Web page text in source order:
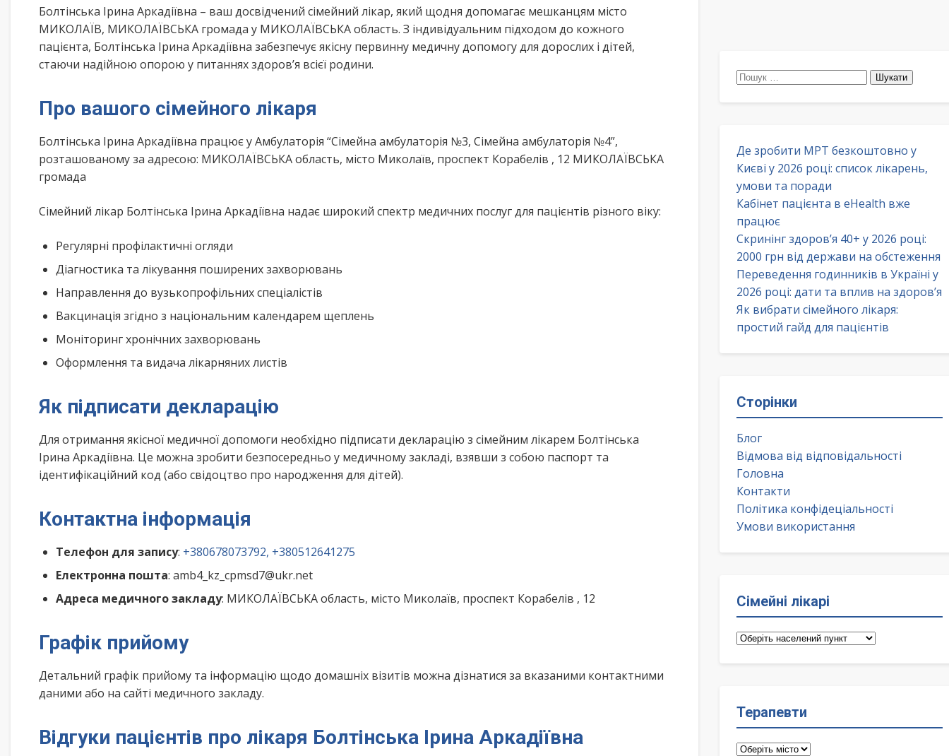
Болтінська Ірина Аркадіївна – ваш досвідчений сімейний лікар, який щодня допомагає мешканцям місто
МИКОЛАЇВ, МИКОЛАЇВСЬКА громада у МИКОЛАЇВСЬКА область. З індивідуальним підходом до кожного
пацієнта, Болтінська Ірина Аркадіївна забезпечує якісну первинну медичну допомогу для дорослих і дітей,
стаючи надійною опорою у питаннях здоров’я всієї родини.
Про вашого сімейного лікаря
Болтінська Ірина Аркадіївна працює у Амбулаторія “Сімейна амбулаторія №3, Сімейна амбулаторія №4”,
розташованому за адресою: МИКОЛАЇВСЬКА область, місто Миколаїв, проспект Корабелів , 12 МИКОЛАЇВСЬКА
громада
Сімейний лікар Болтінська Ірина Аркадіївна надає широкий спектр медичних послуг для пацієнтів різного віку:
Регулярні профілактичні огляди
Діагностика та лікування поширених захворювань
Направлення до вузькопрофільних спеціалістів
Вакцинація згідно з національним календарем щеплень
Моніторинг хронічних захворювань
Оформлення та видача лікарняних листів
Як підписати декларацію
Для отримання якісної медичної допомоги необхідно підписати декларацію з сімейним лікарем Болтінська
Ірина Аркадіївна. Це можна зробити безпосередньо у медичному закладі, взявши з собою паспорт та
ідентифікаційний код (або свідоцтво про народження для дітей).
Контактна інформація
Телефон для запису: +380678073792, +380512641275
Електронна пошта: amb4_kz_cpmsd7@ukr.net
Адреса медичного закладу: МИКОЛАЇВСЬКА область, місто Миколаїв, проспект Корабелів , 12
Графік прийому
Детальний графік прийому та інформацію щодо домашніх візитів можна дізнатися за вказаними контактними
даними або на сайті медичного закладу.
Відгуки пацієнтів про лікаря Болтінська Ірина Аркадіївна
Пошук:
Де зробити МРТ безкоштовно у
Києві у 2026 році: список лікарень,
умови та поради
Кабінет пацієнта в eHealth вже
працює
Скринінг здоров’я 40+ у 2026 році:
2000 грн від держави на обстеження
Переведення годинників в Україні у
2026 році: дати та вплив на здоров’я
Як вибрати сімейного лікаря:
простий гайд для пацієнтів
Сторінки
Блог
Відмова від відповідальності
Головна
Контакти
Політика конфідеціальності
Умови використання
Сімейні лікарі
Сімейні
Терапевти
Терапевти